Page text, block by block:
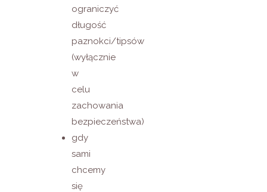
ograniczyć
długość
paznokci/tipsów
(wyłącznie
w
celu
zachowania
bezpieczeństwa)
gdy
sami
chcemy
się